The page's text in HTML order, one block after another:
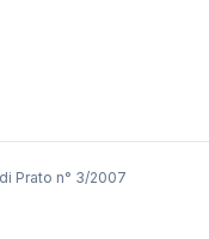
Prato n° 3/2007